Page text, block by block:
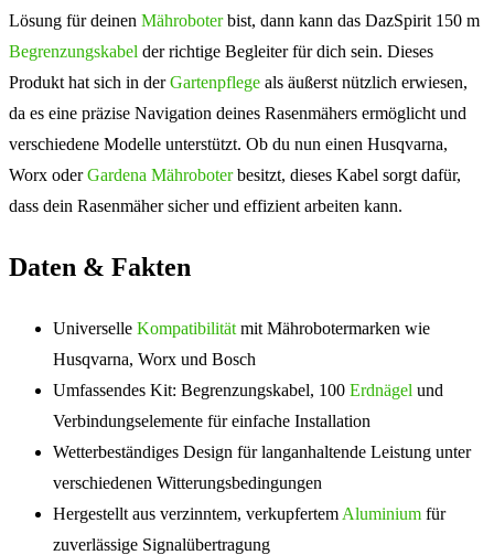
Lösung für deinen Mähroboterbist, dann kann das DazSpirit 150 m
Begrenzungskabel der richtige Begleiter für dich sein. Dieses
Produkt hat sich in derGartenpflege als äußerst nützlich erwiesen,
da es eine präzise Navigation deines Rasenmähers ermöglicht und
verschiedene Modelle unterstützt. Ob du nun einen Husqvarna,
Worx oderGardena Mähroboterbesitzt, dieses Kabel sorgt dafür,
dass dein Rasenmäher sicher und effizient arbeiten kann.
Daten & Fakten
Universelle Kompatibilität mit Mährobotermarken wie
Husqvarna, Worx und Bosch
Umfassendes Kit: Begrenzungskabel, 100 Erdnägel und
Verbindungselemente für einfache Installation
Wetterbeständiges Design für langanhaltende Leistung unter
verschiedenen Witterungsbedingungen
Hergestellt aus verzinntem, verkupfertem Aluminium für
zuverlässige Signalübertragung